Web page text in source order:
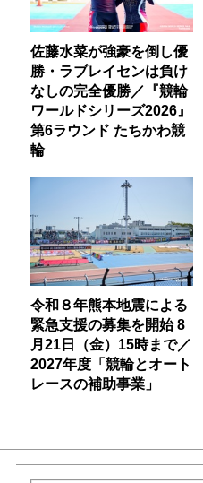
佐藤水菜が強豪を倒し優
勝・ラブレイセンは負け
なしの完全優勝／『競輪
ワールドシリーズ2026』
第6ラウンド たちかわ競
輪
令和８年熊本地震による
緊急支援の募集を開始 8
月21日（金）15時まで／
2027年度「競輪とオート
レースの補助事業」